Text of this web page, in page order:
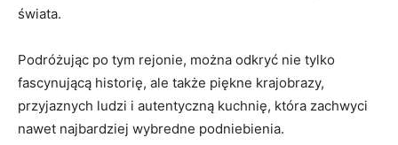
świata.
Podróżując po tym rejonie, można odkryć nie tylko
fascynującą historię, ale także piękne krajobrazy,
przyjaznych ludzi i autentyczną kuchnię, która zachwyci
⁣nawet najbardziej wybredne ⁣podniebienia.